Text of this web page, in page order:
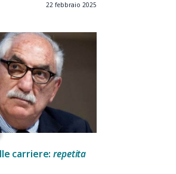
22 febbraio 2025
carriere:repetita